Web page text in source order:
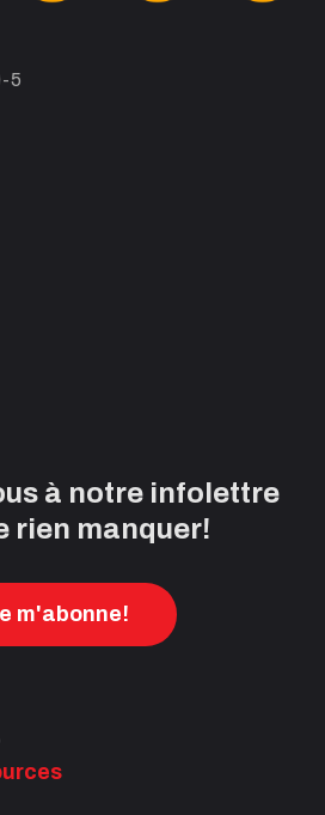
5
à notre infolettre
rien manquer!
m'abonne!